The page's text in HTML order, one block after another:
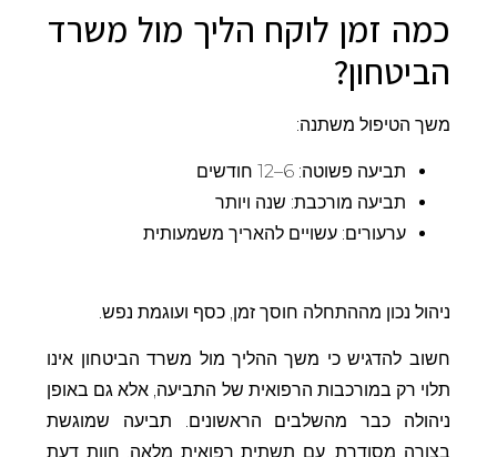
כמה זמן לוקח הליך מול משרד
הביטחון?
משך הטיפול משתנה:
תביעה פשוטה: 6–12 חודשים
תביעה מורכבת: שנה ויותר
ערעורים: עשויים להאריך משמעותית
ניהול נכון מההתחלה חוסך זמן, כסף ועוגמת נפש.
חשוב להדגיש כי משך ההליך מול משרד הביטחון אינו
תלוי רק במורכבות הרפואית של התביעה, אלא גם באופן
ניהולה כבר מהשלבים הראשונים. תביעה שמוגשת
בצורה מסודרת, עם תשתית רפואית מלאה, חוות דעת